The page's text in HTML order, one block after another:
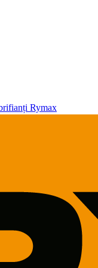
Rymax